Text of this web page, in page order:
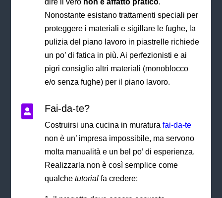
Nonostante esistano trattamenti speciali per
proteggere i materiali e sigillare le fughe, la
pulizia del piano lavoro in piastrelle richiede
un po’ di fatica in più. Ai perfezionisti e ai
pigri consiglio altri materiali (monoblocco
e/o senza fughe) per il piano lavoro.
 Fai-da-te?
Costruirsi una cucina in muratura fai-da-te
non è un’ impresa impossibile, ma servono
molta manualità e un bel po’ di esperienza.
Realizzarla non è così semplice come
qualche tutorialfa credere: